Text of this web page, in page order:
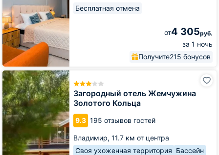
Бесплатная отмена
от4 305руб.
за 1 ночь
Получите215 бонусов
Загородный отель Жемчужина
Золотого Кольца
9.3 195 отзывов гостей
Владимир, 11.7 км от центра
Своя ухоженная территория Бассейн
Загородный
отель
Жемчужина
Золотого
Кольца